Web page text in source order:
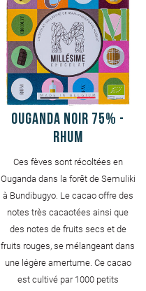
Ouganda Noir 75% -
Rhum
Ces fèves sont récoltées en
Ouganda dans la forêt de Semuliki
à Bundibugyo. Le cacao offre des
notes très cacaotées ainsi que
des notes de fruits secs et de
fruits rouges, se mélangeant dans
une légère amertume. Ce cacao
est cultivé par 1000 petits